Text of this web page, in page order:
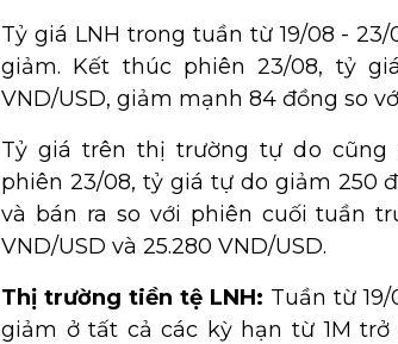
Tỷ giá LNH trong tuần từ 19/08 -
giảm. Kết thúc phiên 23/08, tỷ
VND/USD, giảm mạnh 84 đồng so
Tỷ giá trên thị trường tự do cũng
phiên 23/08, tỷ giá tự do giảm 250
và bán ra so với phiên cuối tuần
VND/USD và 25.280 VND/USD.
Thị trường tiền tệ LNH: Tuần từ
giảm ở tất cả các kỳ hạn từ 1M trở